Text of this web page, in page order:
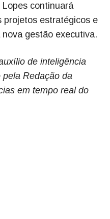
continuará
projetos estratégicos e
gestão executiva.
de inteligência
Redação da
em tempo real do